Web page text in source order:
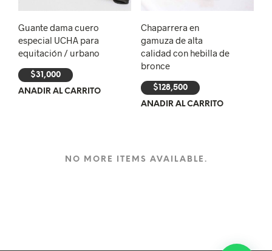
Guante dama cuero
especial UCHA para
equitación / urbano
$31,000
AÑADIR AL CARRITO
Chaparrera en
gamuza de alta
calidad con hebilla de
bronce
$128,500
AÑADIR AL CARRITO
NO MORE ITEMS AVAILABLE.